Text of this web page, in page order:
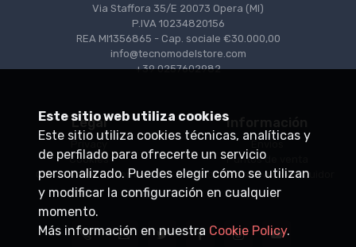
Via Staffora 35/E 20073 Opera (MI)
P.IVA 10234820156
REA MI1356865 - Cap. sociale €30.000,00
info@tecnomodelstore.com
+39 0257602982
Legal
Cookies
Condiciones de venta
Información
Puntos de venta
Conviértase en distribuidor
Este sitio web utiliza cookies
Este sitio utiliza cookies técnicas, analíticas y
de perfilado para ofrecerte un servicio
personalizado. Puedes elegir cómo se utilizan
y modificar la configuración en cualquier
momento.
Más información en nuestra Cookie Policy.